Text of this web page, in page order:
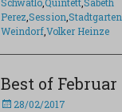
Perez Session Stadtgarten
Weindorf,Volker Heinze
Best of Februar
Veröffentlicht
28/02/2017